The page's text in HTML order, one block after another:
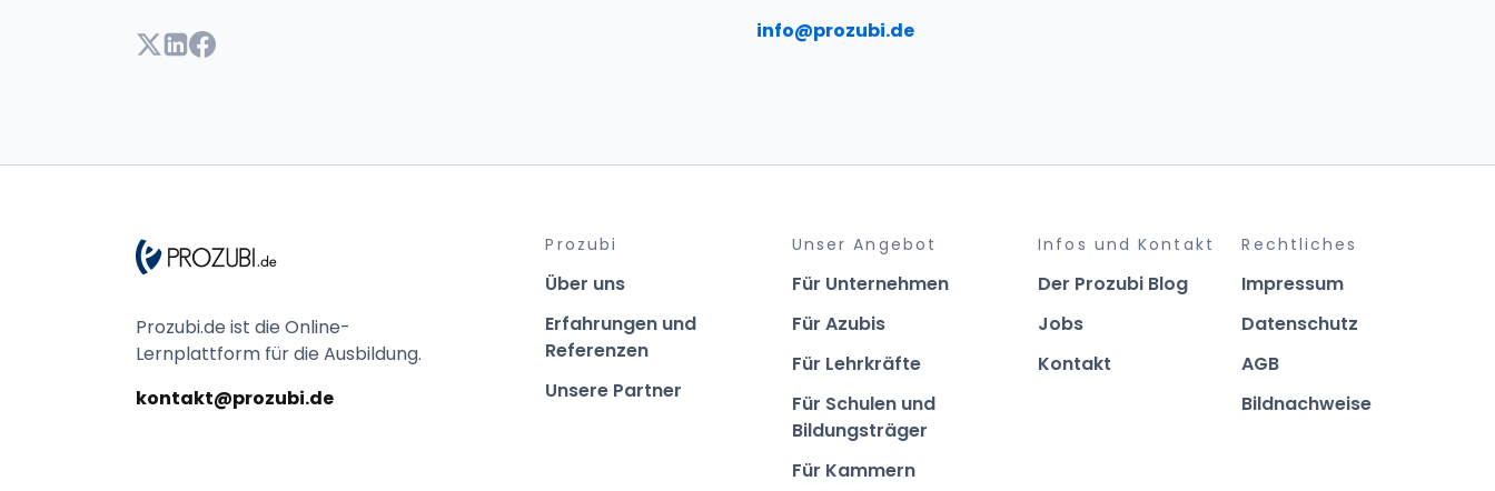
info@prozubi.de
Prozubi.de ist die Online-
Lernplattform für die Ausbildung.
kontakt@prozubi.de
Prozubi
Über uns
Erfahrungen und
Referenzen
Unsere Partner
Unser Angebot
Für Unternehmen
Für Azubis
Für Lehrkräfte
Für Schulen und
Bildungsträger
Für Kammern
Infos und Kontakt
Der Prozubi Blog
Jobs
Kontakt
Rechtliches
Impressum
Datenschutz
AGB
Bildnachweise